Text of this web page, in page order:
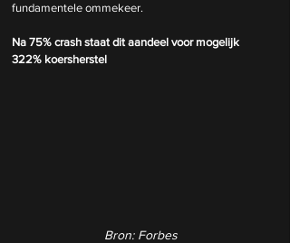
fundamentele ommekeer.
Na 75% crash staat dit aandeel voor mogelijk
322% koersherstel
Bron: Forbes